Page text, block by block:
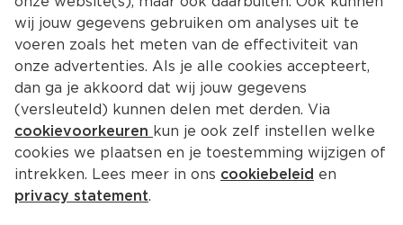
Patriarche Chardonnay Brut
Per Doos 4500 ml  (per liter
wij jouw gegevens gebruiken om analyses uit te
voeren zoals het meten van de effectiviteit van
onze advertenties. Als je alle cookies accepteert,
dan ga je akkoord dat wij jouw gegevens
(versleuteld) kunnen delen met derden. Via
cookievoorkeuren kun je ook zelf instellen welke
cookies we plaatsen en je toestemming wijzigen of
intrekken. Lees meer in ons cookiebeleid en
privacy statement.